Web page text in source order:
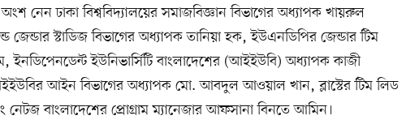
নেন ঢাকা বিশ্ববিদ্যালয়ের সমাজবিজ্ঞান বিভাগের অধ্যাপক খায়রুল
জেন্ডার স্টাডিজ বিভাগের অধ্যাপক তানিয়া হক, ইউএনডিপির জেন্ডার টিম
ইনডিপেনডেন্ট ইউনিভার্সিটি বাংলাদেশের (আইইউবি) অধ্যাপক কাজী
আইন বিভাগের অধ্যাপক মো. আবদুল আওয়াল খান, ব্লাস্টের টিম লিড
বাংলাদেশের প্রোগ্রাম ম্যানেজার আফসানা বিনতে আমিন।